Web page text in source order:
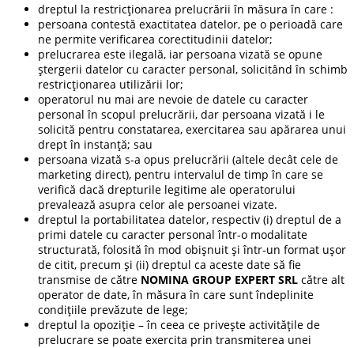
dreptul la restricționarea prelucrării în măsura în care :
persoana contestă exactitatea datelor, pe o perioadă care
ne permite verificarea corectitudinii datelor;
prelucrarea este ilegală, iar persoana vizată se opune
ștergerii datelor cu caracter personal, solicitând în schimb
restricționarea utilizării lor;
operatorul nu mai are nevoie de datele cu caracter
personal în scopul prelucrării, dar persoana vizată i le
solicită pentru constatarea, exercitarea sau apărarea unui
drept în instanță; sau
persoana vizată s-a opus prelucrării (altele decât cele de
marketing direct), pentru intervalul de timp în care se
verifică dacă drepturile legitime ale operatorului
prevalează asupra celor ale persoanei vizate.
dreptul la portabilitatea datelor, respectiv (i) dreptul de a
primi datele cu caracter personal într-o modalitate
structurată, folosită în mod obișnuit și într-un format ușor
de citit, precum și (ii) dreptul ca aceste date să fie
transmise de către NOMINA GROUP EXPERT SRL către alt
operator de date, în măsura în care sunt îndeplinite
condițiile prevăzute de lege;
dreptul la opoziție – în ceea ce privește activitățile de
prelucrare se poate exercita prin transmiterea unei